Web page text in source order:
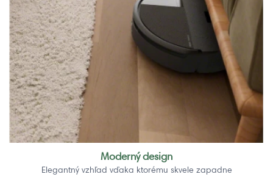
Moderný design
Elegantný vzhľad vďaka ktorému skvele zapadne